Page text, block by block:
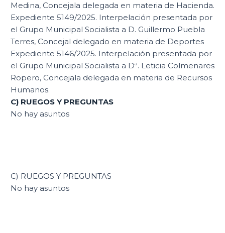
Medina, Concejala delegada en materia de Hacienda.
Expediente 5149/2025. Interpelación presentada por
el Grupo Municipal Socialista a D. Guillermo Puebla
Terres, Concejal delegado en materia de Deportes
Expediente 5146/2025. Interpelación presentada por
el Grupo Municipal Socialista a Dª. Leticia Colmenares
Ropero, Concejala delegada en materia de Recursos
Humanos.
C) RUEGOS Y PREGUNTAS
No hay asuntos
C) RUEGOS Y PREGUNTAS
No hay asuntos